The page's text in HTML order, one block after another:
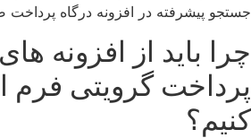
جستجو پیشرفته در افزونه درگاه
چرا باید از افزونه
پرداخت گرویتی فرم
کنیم؟